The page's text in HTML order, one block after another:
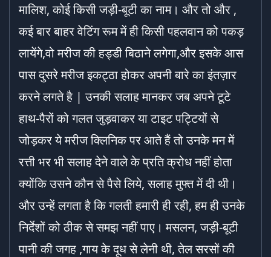
मालिश, कोई किसी जड़ी-बूटी का नाम। और तो और ,
कई बार बाहर वेटिंग रूम में ही किसी पहलवान को पकड़
लायेंगे,वो मरीज की हड्डी बिठाने लगेगा,और इसके आस
पास दुसरे मरीज इकट्ठा होकर अपनी बारे का इंतज़ार
करने लगते है | उनकी सलाह मानकर जब अपने टूटे
हाथ-पैरों को गलत जुड़वाकर या टाइट पट्टियों से
जोड़कर ये मरीज क्लिनिक पर आते हैं तो उनके मन में
रत्ती भर भी सलाह देने वाले के प्रति क्रोध नहीं होता
क्योंकि उसने कौन से पैसे लिये, सलाह मुफ्त में दी थी।
और उन्हें लगता है कि गलती हमारी ही रही, हम ही उनके
निर्देशों को ठीक से समझ नहीं पाए। मसलन, जड़ी-बूटी
पानी की जगह ,गाय के दूध से लेनी थी, तेल सरसों की